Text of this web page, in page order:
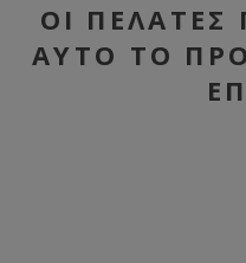
ΟΙ
ΑΥΤΌ ΤΟ